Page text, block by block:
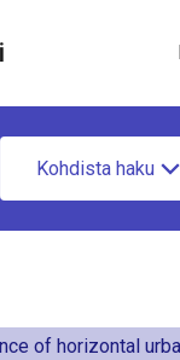
Kohdista haku
urban heat advection in London using 6 years of